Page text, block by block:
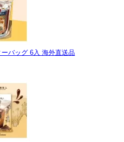
バッグ 6入 海外直送品